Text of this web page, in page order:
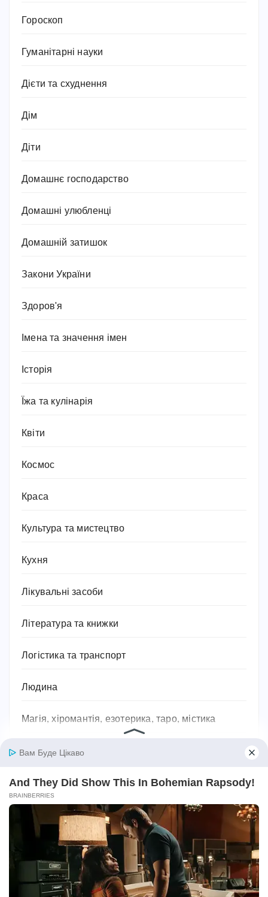
Гороскоп
Гуманітарні науки
Дієти та схуднення
Дім
Діти
Домашнє господарство
Домашні улюбленці
Домашній затишок
Закони України
Здоров'я
Імена та значення імен
Історія
Їжа та кулінарія
Квіти
Космос
Краса
Культура та мистецтво
Кухня
Лікувальні засоби
Література та книжки
Логістика та транспорт
Людина
Магія, хіромантія, езотерика, таро, містика
Міфи та легенди
Мотивація для спорту
Музика
Навчання
Напої